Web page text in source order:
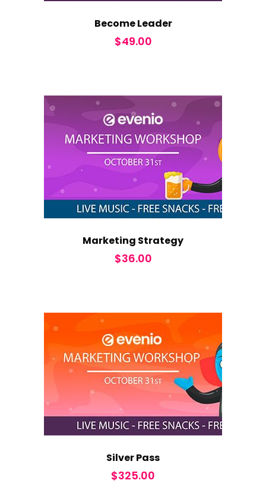
Become Leader
$49.00
Marketing Strategy
$36.00
Silver Pass
$325.00